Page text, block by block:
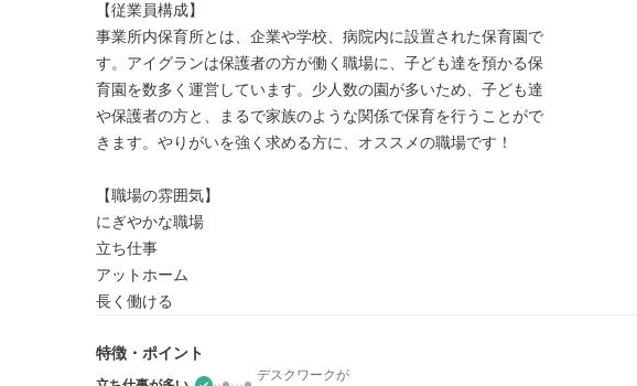
【従業員構成】
事業所内保育所とは、企業や学校、病院内に設置された保育園で
す。アイグランは保護者の方が働く職場に、子ども達を預かる保
育園を数多く運営しています。少人数の園が多いため、子ども達
や保護者の方と、まるで家族のような関係で保育を行うことがで
きます。やりがいを強く求める方に、オススメの職場です！
【職場の雰囲気】
にぎやかな職場
立ち仕事
アットホーム
長く働ける
特徴・ポイント
デスクワークが